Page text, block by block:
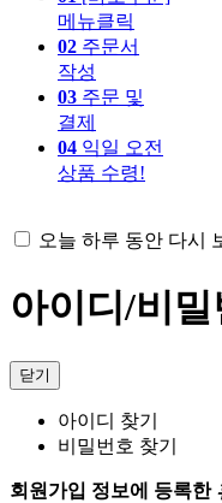
메뉴클릭
02 주문서
작성
03 주문 및
결제
04 익일 오전
상품 수령!
오늘 하루 동안 다시
아이디/비
닫기
아이디 찾기
비밀번호 찾기
회원가입 정보에 등록한